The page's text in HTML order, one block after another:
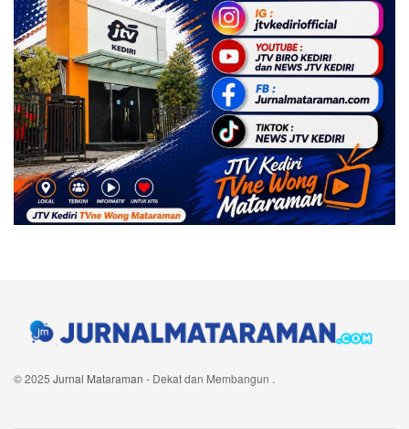
© 2025 Jurnal Mataraman - Dekat dan Membangun .